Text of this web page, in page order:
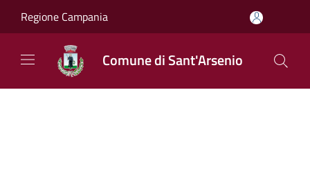
Regione Campania
Comune di Sant'Arsenio